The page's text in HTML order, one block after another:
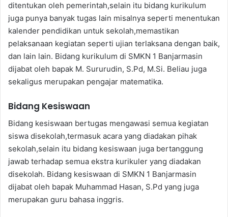
ditentukan oleh pemerintah,selain itu bidang kurikulum
juga punya banyak tugas lain misalnya seperti menentukan
kalender pendidikan untuk sekolah,memastikan
pelaksanaan kegiatan seperti ujian terlaksana dengan baik,
dan lain lain. Bidang kurikulum di SMKN 1 Banjarmasin
dijabat oleh bapak M. Sururudin, S.Pd, M.Si. Beliau juga
sekaligus merupakan pengajar matematika.
Bidang Kesiswaan
Bidang kesiswaan bertugas mengawasi semua kegiatan
siswa disekolah,termasuk acara yang diadakan pihak
sekolah,selain itu bidang kesiswaan juga bertanggung
jawab terhadap semua ekstra kurikuler yang diadakan
disekolah. Bidang kesiswaan di SMKN 1 Banjarmasin
dijabat oleh bapak Muhammad Hasan, S.Pd yang juga
merupakan guru bahasa inggris.